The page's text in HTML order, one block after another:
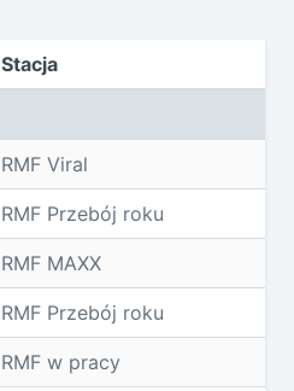
Stacja
RMF Viral
RMF Przebój roku
RMF MAXX
RMF Przebój roku
RMF w pracy